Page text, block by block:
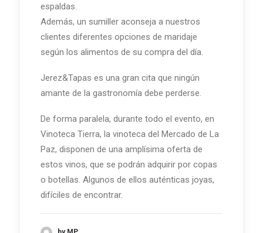
espaldas.
Además, un sumiller aconseja a nuestros
clientes diferentes opciones de maridaje
según los alimentos de su compra del día.
Jerez&Tapas es una gran cita que ningún
amante de la gastronomía debe perderse.
De forma paralela, durante todo el evento, en
Vinoteca Tierra, la vinoteca del Mercado de La
Paz, disponen de una amplísima oferta de
estos vinos, que se podrán adquirir por copas
o botellas. Algunos de ellos auténticas joyas,
difíciles de encontrar.